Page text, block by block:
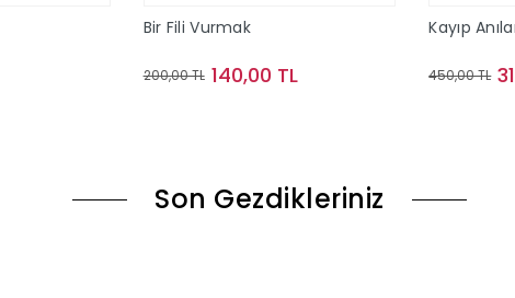
Bir Fili Vurmak
200,00 TL 140,00 TL
Kayıp
450,00 TL
Son Gezdikleriniz